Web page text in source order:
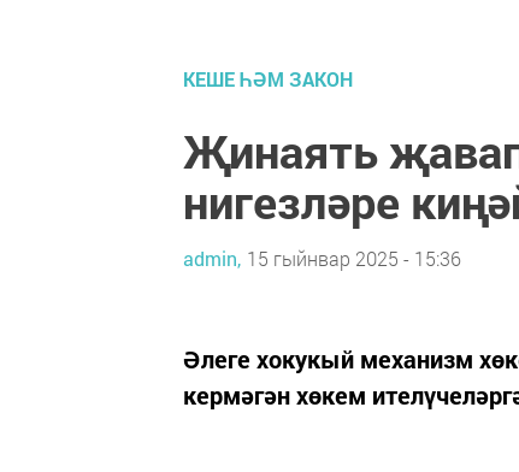
КЕШЕ ҺӘМ ЗАКОН
Җинаять
нигезләре
admin, 15 гыйнвар 2025 - 15:36
Әлеге хокукый механизм
кермәгән хөкем